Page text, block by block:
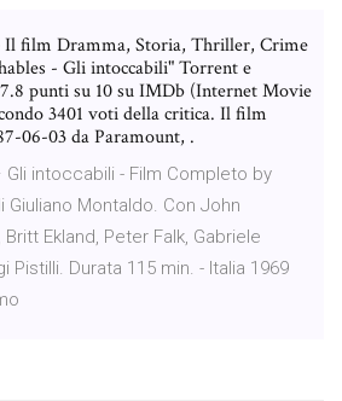
Il film Dramma, Storia, Thriller, Crime
- Gli intoccabili" Torrent e
punti su 10 su IMDb (Internet Movie
3401 voti della critica. Il film
06-03 da Paramount, .
Gli intoccabili - Film Completo by
Giuliano Montaldo. Con John
Ekland, Peter Falk, Gabriele
Pistilli. Durata 115 min. - Italia 1969